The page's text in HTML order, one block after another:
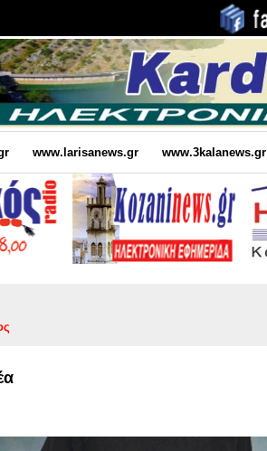
www.larisanews.gr www.3kalanews.gr